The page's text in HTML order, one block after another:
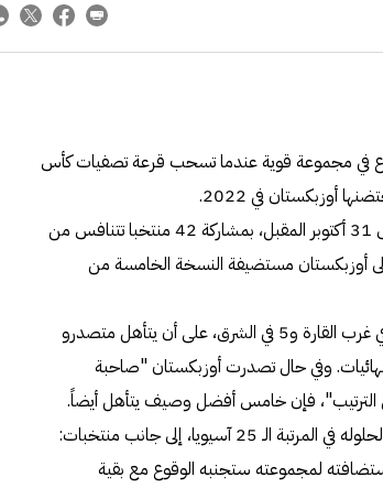
في مجموعة قوية عندما تسحب قرعة تصفيات كأس
وتقام التصفيات بنظام التجمع خلال الفترة من 23 إلى 31 أكتوبر المقبل، بمشاركة 42 منتخبا تتنافس من
للانضمام إلى أوزبكستان مستضيفة النسخة الخامسة من
وتوزع المنتخبات الـ 46 على 11 مجموعة، بواقع 6 في غرب القارة و5 في الشرق، على أن يتأهل متصدرو
الثاني الى النهائيات. وفي حال تصدرت أوزبكستان "صاحبة
الترتيب"، فإن خامس أفضل وصيف يتأهل أيضاً.
ورغم وقوع "الأزرق الأولمبي" ضمن المستوى الثالث لحلوله في المرتبة الـ 25 آسيويا، إلى جانب منتخبات:
استضافته لمجموعته ستجنبه الوقوع مع بقية